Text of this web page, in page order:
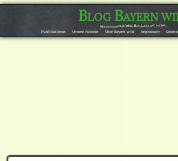
Blog Bayern
Wir bloggen über Wolf, Bär, Luchs und andere…
Publikationen Unsere Autoren Über Bayern wild Impressum